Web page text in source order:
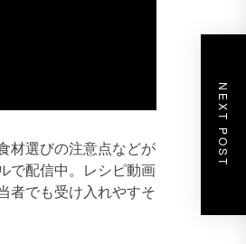
材選びの注意点などが
で配信中。レシピ動画
者でも受け入れやすそ
NEXT POST